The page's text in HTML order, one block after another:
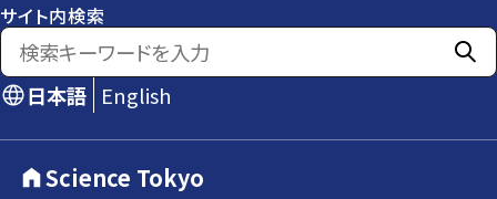
サイト内検索
日本語 English
Science Tokyo